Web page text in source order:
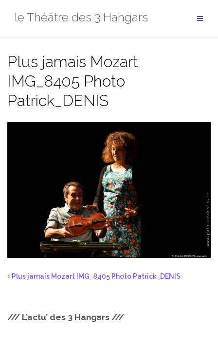
le Théâtre des 3 Hangars
Plus jamais Mozart
IMG_8405 Photo
Patrick_DENIS
Plus jamais Mozart IMG_8405 Photo Patrick_DENIS
/// L’actu’ des 3 Hangars ///